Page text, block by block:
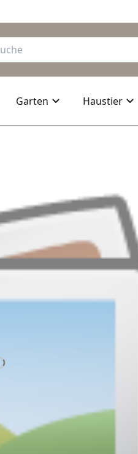
Garten Haustier